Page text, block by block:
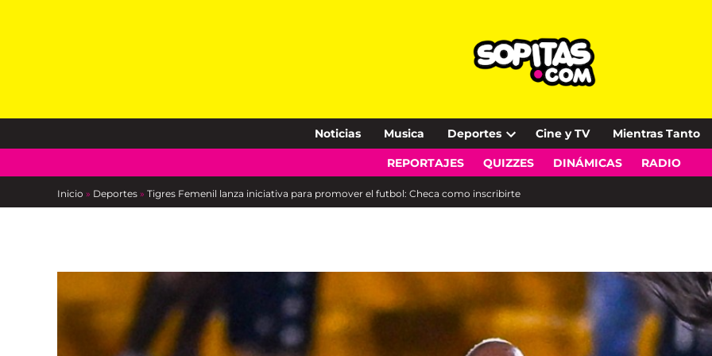
Noticias Musica Deportes
Open
dropdown
Cine y TV Mientras Tanto
REPORTAJES QUIZZES DINÁMICAS RADIO
Inicio » Deportes » Tigres Femenil lanza iniciativa para promover el futbol: Checa como inscribirte